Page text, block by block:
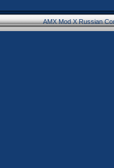
AMX Mod X Russian